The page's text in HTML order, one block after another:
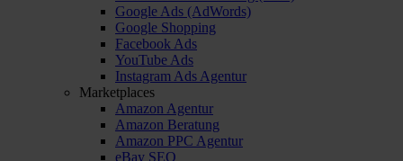
Google Ads (AdWords)
Google Shopping
Facebook Ads
YouTube Ads
Instagram Ads Agentur
Marketplaces
Amazon Agentur
Amazon Beratung
Amazon PPC Agentur
eBay SEO